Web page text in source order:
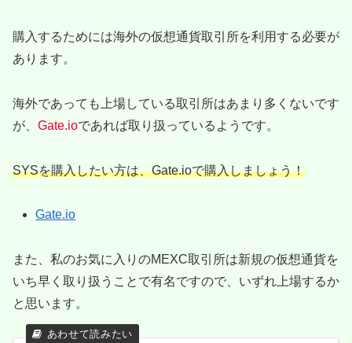
購入するためには海外の仮想通貨取引所を利用する必要が
あります。
海外であっても上場している取引所はあまり多くないです
が、 Gate.ioであれば取り扱っているようです。
SYSを購入したい方は、Gate.ioで購入しましょう！
Gate.io
また、私のお気に入りのMEXC取引所は新規の仮想通貨を
いち早く取り扱うことで有名ですので、いずれ上場するか
と思います。